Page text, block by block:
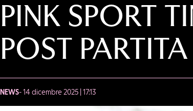
PINK SPORT
POST PARTITA
NEWS- 14 dicembre 2025 | 17:13